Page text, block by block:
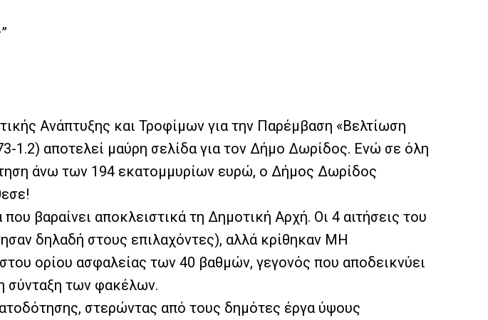
Ανάπτυξης και Τροφίμων για την Παρέμβαση «Βελτίωση
1.2) αποτελεί μαύρη σελίδα για τον Δήμο Δωρίδος. Ενώ σε όλη
άνω των 194 εκατομμυρίων ευρώ, ο Δήμος Δωρίδος
βαραίνει αποκλειστικά τη Δημοτική Αρχή. Οι 4 αιτήσεις του
δηλαδή στους επιλαχόντες), αλλά κρίθηκαν ΜΗ
ορίου ασφαλείας των 40 βαθμών, γεγονός που αποδεικνύει
σύνταξη των φακέλων.
στερώντας από τους δημότες έργα ύψους